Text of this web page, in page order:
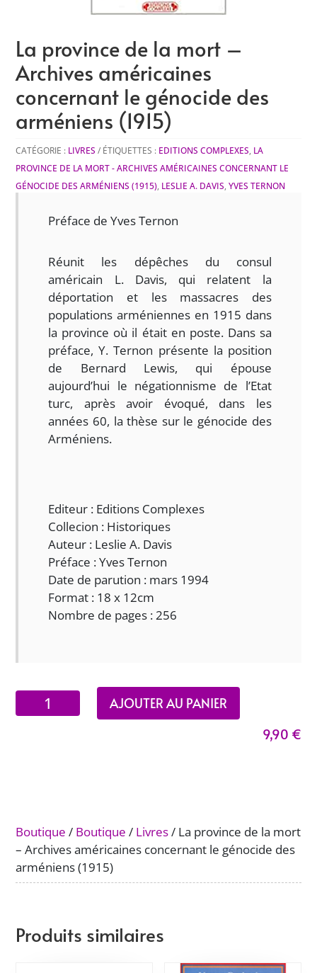
La province de la mort –
Archives américaines
concernant le génocide des
arméniens (1915)
CATÉGORIE : LIVRES ÉTIQUETTES : EDITIONS COMPLEXES, LA
PROVINCE DE LA MORT - ARCHIVES AMÉRICAINES CONCERNANT LE
GÉNOCIDE DES ARMÉNIENS (1915), LESLIE A. DAVIS,YVES TERNON
Préface de Yves Ternon
Réunit les dépêches du consul
américain L. Davis, qui relatent la
déportation et les massacres des
populations arméniennes en 1915 dans
la province où il était en poste. Dans sa
préface, Y. Ternon présente la position
de Bernard Lewis, qui épouse
aujourd’hui le négationnisme de l’Etat
turc, après avoir évoqué, dans les
années 60, la thèse sur le génocide des
Arméniens.
Editeur : Editions Complexes
Collecion : Historiques
Auteur : Leslie A. Davis
Préface : Yves Ternon
Date de parution : mars 1994
Format : 18 x 12cm
Nombre de pages : 256
quantité
de
Archives
américaines
concernant
des
arméniens
AJOUTER AU PANIER
9,90 €
Boutique / Boutique / Livres/ La province de la mort
– Archives américaines concernant le génocide des
arméniens (1915)
Produits similaires